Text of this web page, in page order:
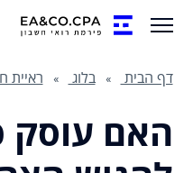
דף הבית בלוג ראיית
האם עוסק